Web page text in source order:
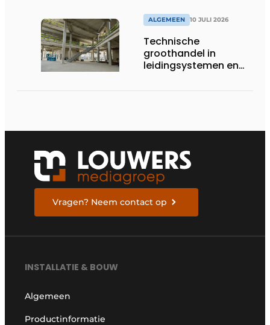
ALGEMEEN 10 JULI 2026
Technische
groothandel in
leidingsystemen en
Vragen? Neem contact op
INSTALLATIE & BOUW
Algemeen
Productinformatie